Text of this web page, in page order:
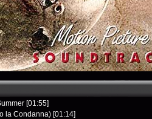
[01:55]
la Condanna) [01:14]